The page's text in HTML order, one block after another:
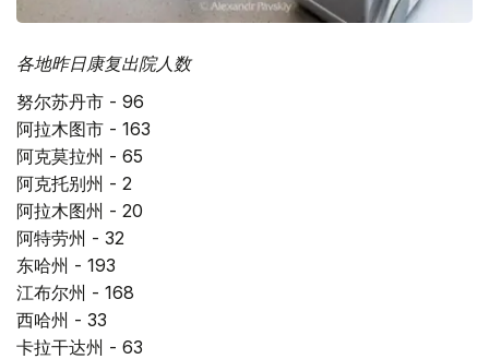
各地昨日康复出院人数
努尔苏丹市 - 96
阿拉木图市 - 163
阿克莫拉州 - 65
阿克托别州 - 2
阿拉木图州 - 20
阿特劳州 - 32
东哈州 - 193
江布尔州 - 168
西哈州 - 33
卡拉干达州 - 63